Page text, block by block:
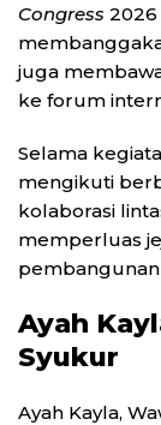
Congress 2026
juga
ke forum
Selama
mengikuti
kolaborasi
memperluas
Ayah
Syukur
Ayah Kayla,